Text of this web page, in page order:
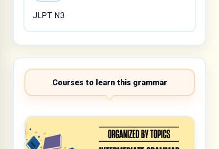
JLPT N3
Courses to learn this grammar